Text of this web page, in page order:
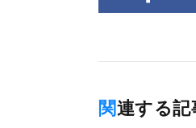
関連する